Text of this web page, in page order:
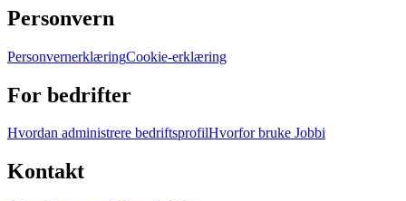
Personvern
PersonvernerklæringCookie-erklæring
For bedrifter
Hvordan administrere bedriftsprofilHvorfor bruke Jobbi
Kontakt